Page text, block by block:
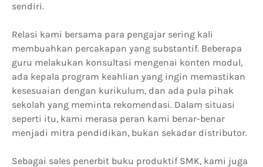
sendiri.
Relasi kami bersama para pengajar sering kali
membuahkan percakapan yang substantif. Beberapa
guru melakukan konsultasi mengenai konten modul,
ada kepala program keahlian yang ingin memastikan
kesesuaian dengan kurikulum, dan ada pula pihak
sekolah yang meminta rekomendasi. Dalam situasi
seperti itu, kami merasa peran kami benar-benar
menjadi mitra pendidikan, bukan sekadar distributor.
Sebagai sales penerbit buku produktif SMK, kami juga